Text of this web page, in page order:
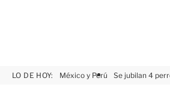
LO DE HOY: México y Perú Se jubilan 4